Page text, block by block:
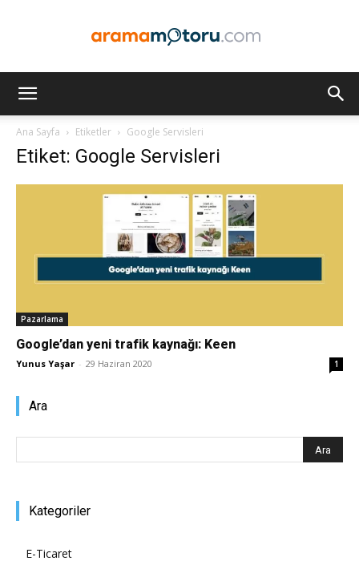
Optimizasyonu
–
Ana Sayfa Etiketler Google Servisleri
Etiket: Google Servisleri
Pazarlama
Google’dan yeni trafik kaynağı: Keen
Yunus Yaşar - 29 Haziran 2020 1
Ara
Kategoriler
E-Ticaret